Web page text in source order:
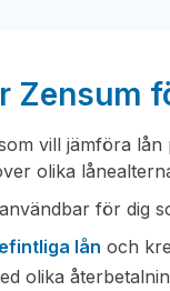
Zensum
vill jämföra
olika
för dig
lån och
olika